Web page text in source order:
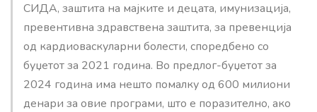
СИДА, заштита на мајките и децата, имунизација,
превентивна здравствена заштита, за превенција
од кардиоваскуларни болести, споредбено со
буџетот за 2021 година. Во предлог-буџетот за
2024 година има нешто помалку од 600 милиони
денари за овие програми, што е поразително, ако